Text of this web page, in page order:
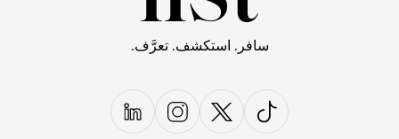
سافر. استكشف. تعرَّف.